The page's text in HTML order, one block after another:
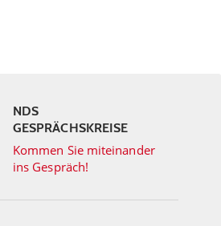
NDS
GESPRÄCHSKREISE
Kommen Sie miteinander
ins Gespräch!